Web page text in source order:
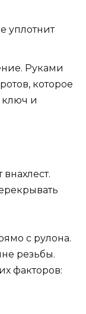
уплотнит
Руками
которое
ключ и
с рулона.
резьбы.
факторов: